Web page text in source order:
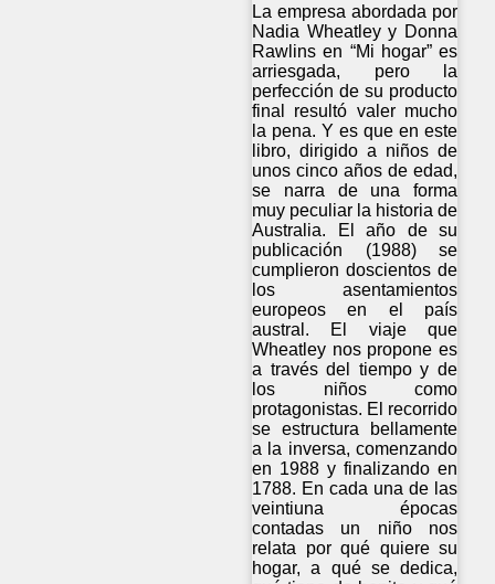
La empresa abordada por
Nadia Wheatley y Donna
Rawlins en “Mi hogar” es
arriesgada, pero la
perfección de su producto
final resultó valer mucho
la pena. Y es que en este
libro, dirigido a niños de
unos cinco años de edad,
se narra de una forma
muy peculiar la historia de
Australia. El año de su
publicación (1988) se
cumplieron doscientos de
los asentamientos
europeos en el país
austral. El viaje que
Wheatley nos propone es
a través del tiempo y de
los niños como
protagonistas. El recorrido
se estructura bellamente
a la inversa, comenzando
en 1988 y finalizando en
1788. En cada una de las
veintiuna épocas
contadas un niño nos
relata por qué quiere su
hogar, a qué se dedica,